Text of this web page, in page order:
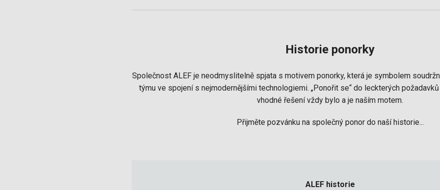
Historie ponorky
Společnost ALEF je neodmyslitelně spjata s motivem ponorky, která je symbolem
týmu ve spojení s nejmodernějšími technologiemi. „Ponořit se“ do leckterých
vhodné řešení vždy bylo a je naším motem.
Přijměte pozvánku na společný ponor do naší historie...
ALEF historie